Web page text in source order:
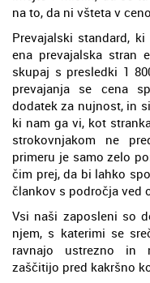
na to, da ni všteta v
Prevajalski standard,
ena prevajalska stran
skupaj s presledki 1
prevajanja se cena
dodatek za nujnost, in
ki nam ga vi, kot
strokovnjakom ne
primeru je samo zelo
čim prej, da bi lahko
člankov s področja ved
Vsi naši zaposleni so
njem, s katerimi se
ravnajo ustrezno in
zaščitijo pred kakršno